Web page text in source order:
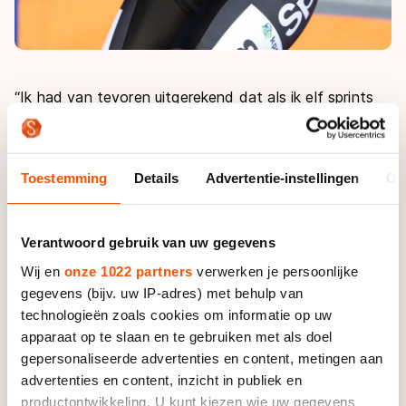
Toestemming Details Advertentie-instellingen
Verantwoord gebruik van uw gegevens
Wij en onze 1022 partners verwerken je persoonlijke
gegevens (bijv. uw IP-adres) met behulp van
technologieën zoals cookies om informatie op uw
apparaat op te slaan en te gebruiken met als doel
gepersonaliseerde advertenties en content, metingen aan
advertenties en content, inzicht in publiek en
productontwikkeling. U kunt kiezen wie uw gegevens
“Ik had van tevoren uitgerekend dat als ik elf sprints
zou winnen, dat me dan niets kon gebeuren. Dus ben
ik volle bak voor de eerste elf sprints gegaan”,
Haar medevluchter, Elma de Vries, had wel door dat
vertelde de winnares. “Elma had niet echt het idee
dat het al zover was toen ze in de aanval ging, maar
ik wist het wel.”
Die aanval van De Vries kon Kamminga niet pareren.
“Ik werd op dat moment wel echt door haar gelost. Ik
kon echt niet mee. Het was heel zwaar, zo met zijn